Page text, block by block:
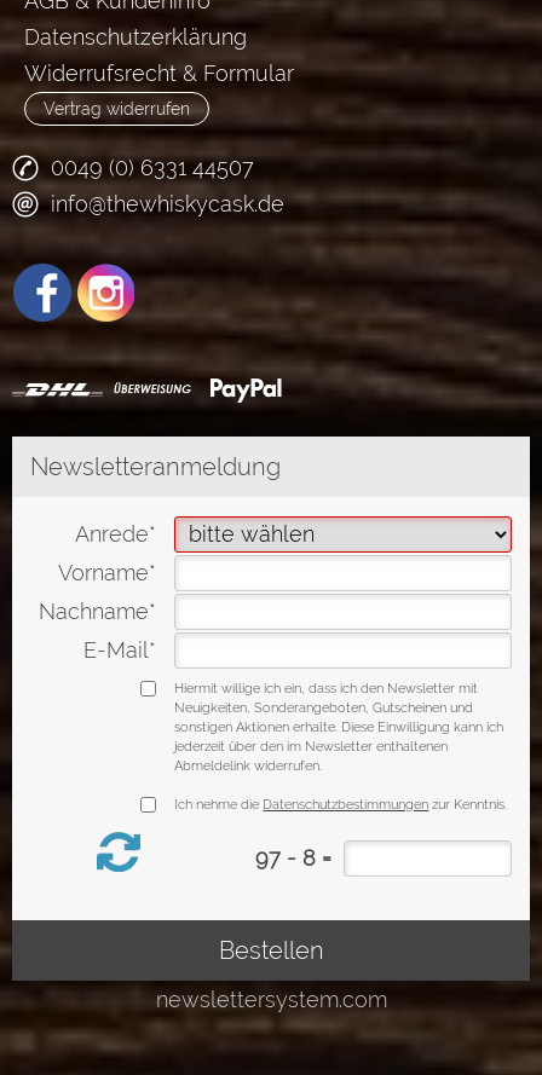
Datenschutzerklärung
Widerrufsrecht & Formular
Vertrag widerrufen
0049 (0) 6331 44507
info@thewhiskycask.de